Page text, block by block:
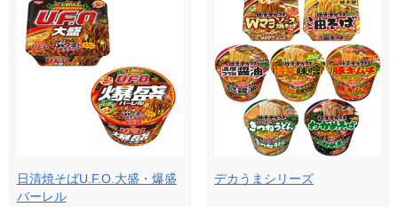
日清焼そばU.F.O.大盛・爆盛
バーレル
デカうまシリーズ